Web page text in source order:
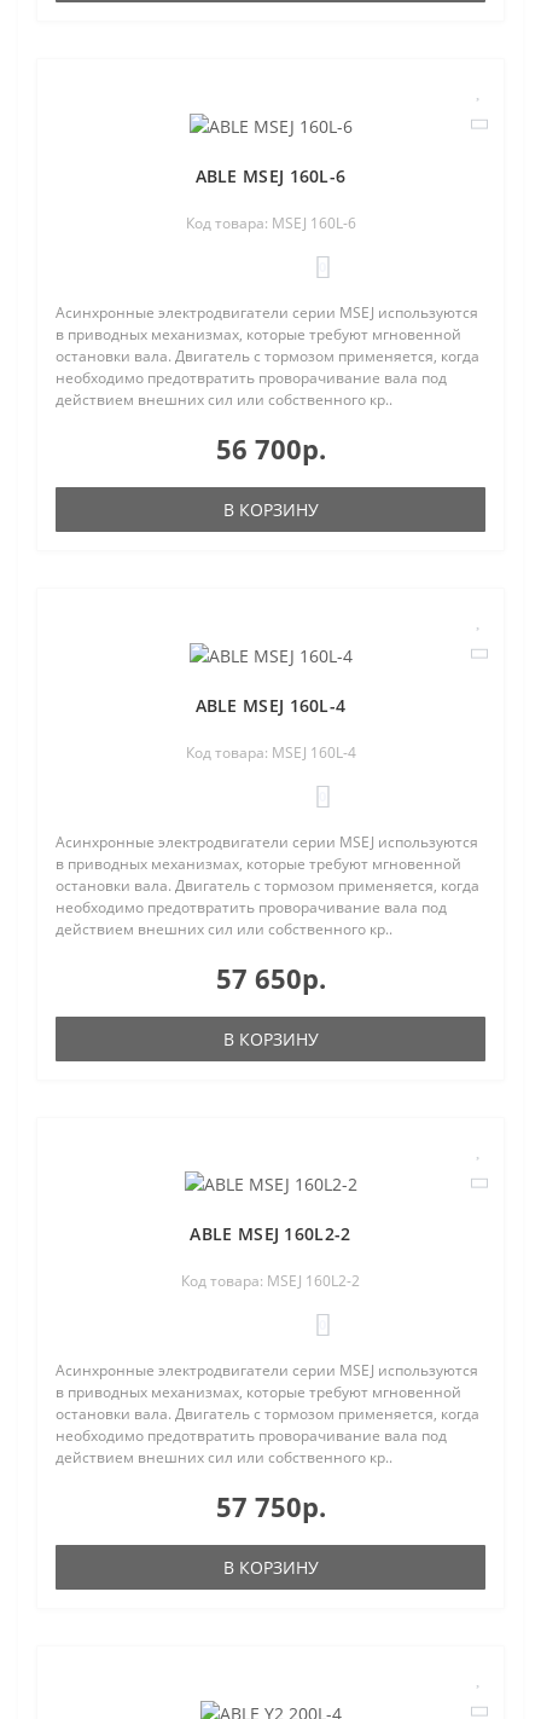
ABLE MSEJ 160L-6
Код товара: MSEJ 160L-6
Асинхронные электродвигатели серии MSEJ используются
в приводных механизмах, которые требуют мгновенной
остановки вала. Двигатель с тормозом применяется, когда
необходимо предотвратить проворачивание вала под
действием внешних сил или собственного кр..
56 700р.
В КОРЗИНУ
ABLE MSEJ 160L-4
Код товара: MSEJ 160L-4
Асинхронные электродвигатели серии MSEJ используются
в приводных механизмах, которые требуют мгновенной
остановки вала. Двигатель с тормозом применяется, когда
необходимо предотвратить проворачивание вала под
действием внешних сил или собственного кр..
57 650р.
В КОРЗИНУ
ABLE MSEJ 160L2-2
Код товара: MSEJ 160L2-2
Асинхронные электродвигатели серии MSEJ используются
в приводных механизмах, которые требуют мгновенной
остановки вала. Двигатель с тормозом применяется, когда
необходимо предотвратить проворачивание вала под
действием внешних сил или собственного кр..
57 750р.
В КОРЗИНУ